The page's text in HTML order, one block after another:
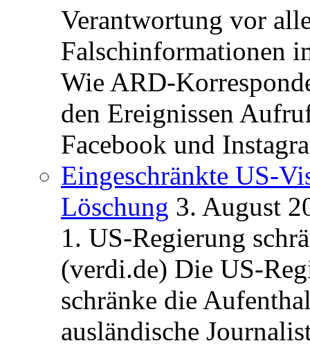
Verantwortung vor
Falschinformationen
Wie ARD-
den Ereignissen
Facebook und
Eingeschränkte US-
Löschung 3. August
1. US-Regierung
(verdi.de) Die US-
schränke die
ausländische